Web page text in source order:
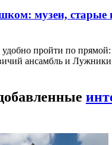
музеи, старые
пройти по
ансамбль и